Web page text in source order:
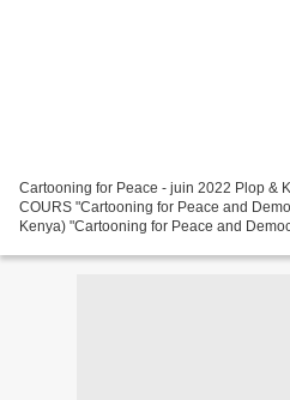
Cartooning for Peace - juin 2022 Plop &
COURS "Cartooning for Peace and
Kenya) "Cartooning for Peace and